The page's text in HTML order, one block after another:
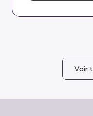
Voir